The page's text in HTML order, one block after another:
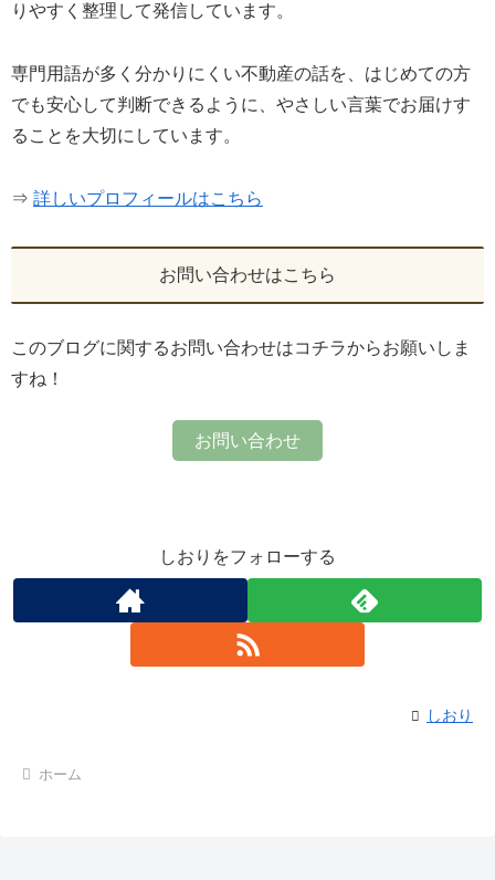
りやすく整理して発信しています。
専門用語が多く分かりにくい不動産の話を、はじめての方
でも安心して判断できるように、やさしい言葉でお届けす
ることを大切にしています。
⇒ 詳しいプロフィールはこちら
お問い合わせはこちら
このブログに関するお問い合わせはコチラからお願いしま
すね！
お問い合わせ
しおりをフォローする
しおり
ホーム